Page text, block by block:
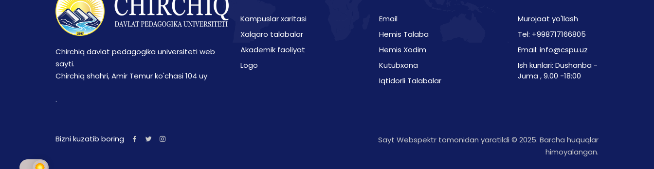
Chirchiq davlat pedagogika universiteti web
sayti.
Chirchiq shahri, Amir Temur ko'chasi 104 uy
.
Kampuslar xaritasi
Xalqaro talabalar
Akademik faoliyat
Logo
Email
Hemis Talaba
Hemis Xodim
Kutubxona
Iqtidorli Talabalar
Murojaat yo'llash
Tel: +998717166805
Email: info@cspu.uz
Ish kunlari: Dushanba -
Juma , 9.00 -18:00
Bizni kuzatib boring
Sayt Webspektr tomonidan yaratildi © 2025. Barcha huquqlar
himoyalangan.